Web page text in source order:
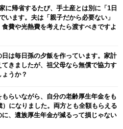
に帰省するたび、手土産とは別に「1日
います。夫は「親子だから必要ない」
食費や光熱費を考えたら渡すべきですよ
日は毎日孫の夕飯を作っています。家計
てきましたが、祖父母なら無償で協力す
うか？
もらいながら、自分の老齢厚生年金をも
）になりました。両方とも全額もらえる
に、遺族厚生年金が減るって損じゃない